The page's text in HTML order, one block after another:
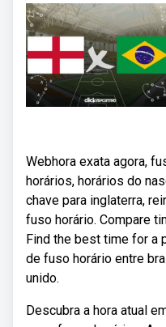
Webhora exata agora,
horários, horários do
chave para inglaterra,
fuso horário. Compare
Find the best time for a
de fuso horário entre
unido.
Descubra a hora atual